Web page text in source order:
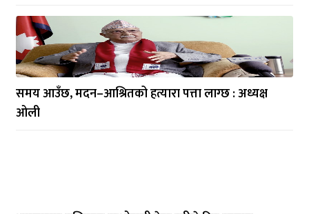
समय आउँछ, मदन–आश्रितको हत्यारा पत्ता लाग्छ : अध्यक्ष
ओली